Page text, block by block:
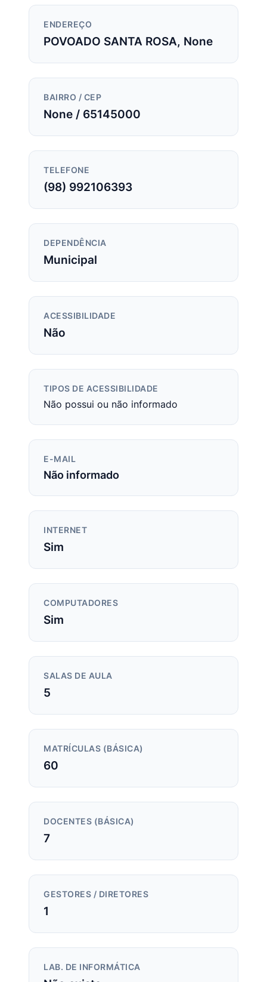
ENDEREÇO
POVOADO SANTA ROSA, None
BAIRRO / CEP
None / 65145000
TELEFONE
(98) 992106393
DEPENDÊNCIA
Municipal
ACESSIBILIDADE
Não
TIPOS DE ACESSIBILIDADE
Não possui ou não informado
E-MAIL
Não informado
INTERNET
Sim
COMPUTADORES
Sim
SALAS DE AULA
5
MATRÍCULAS (BÁSICA)
60
DOCENTES (BÁSICA)
7
GESTORES / DIRETORES
1
LAB. DE INFORMÁTICA